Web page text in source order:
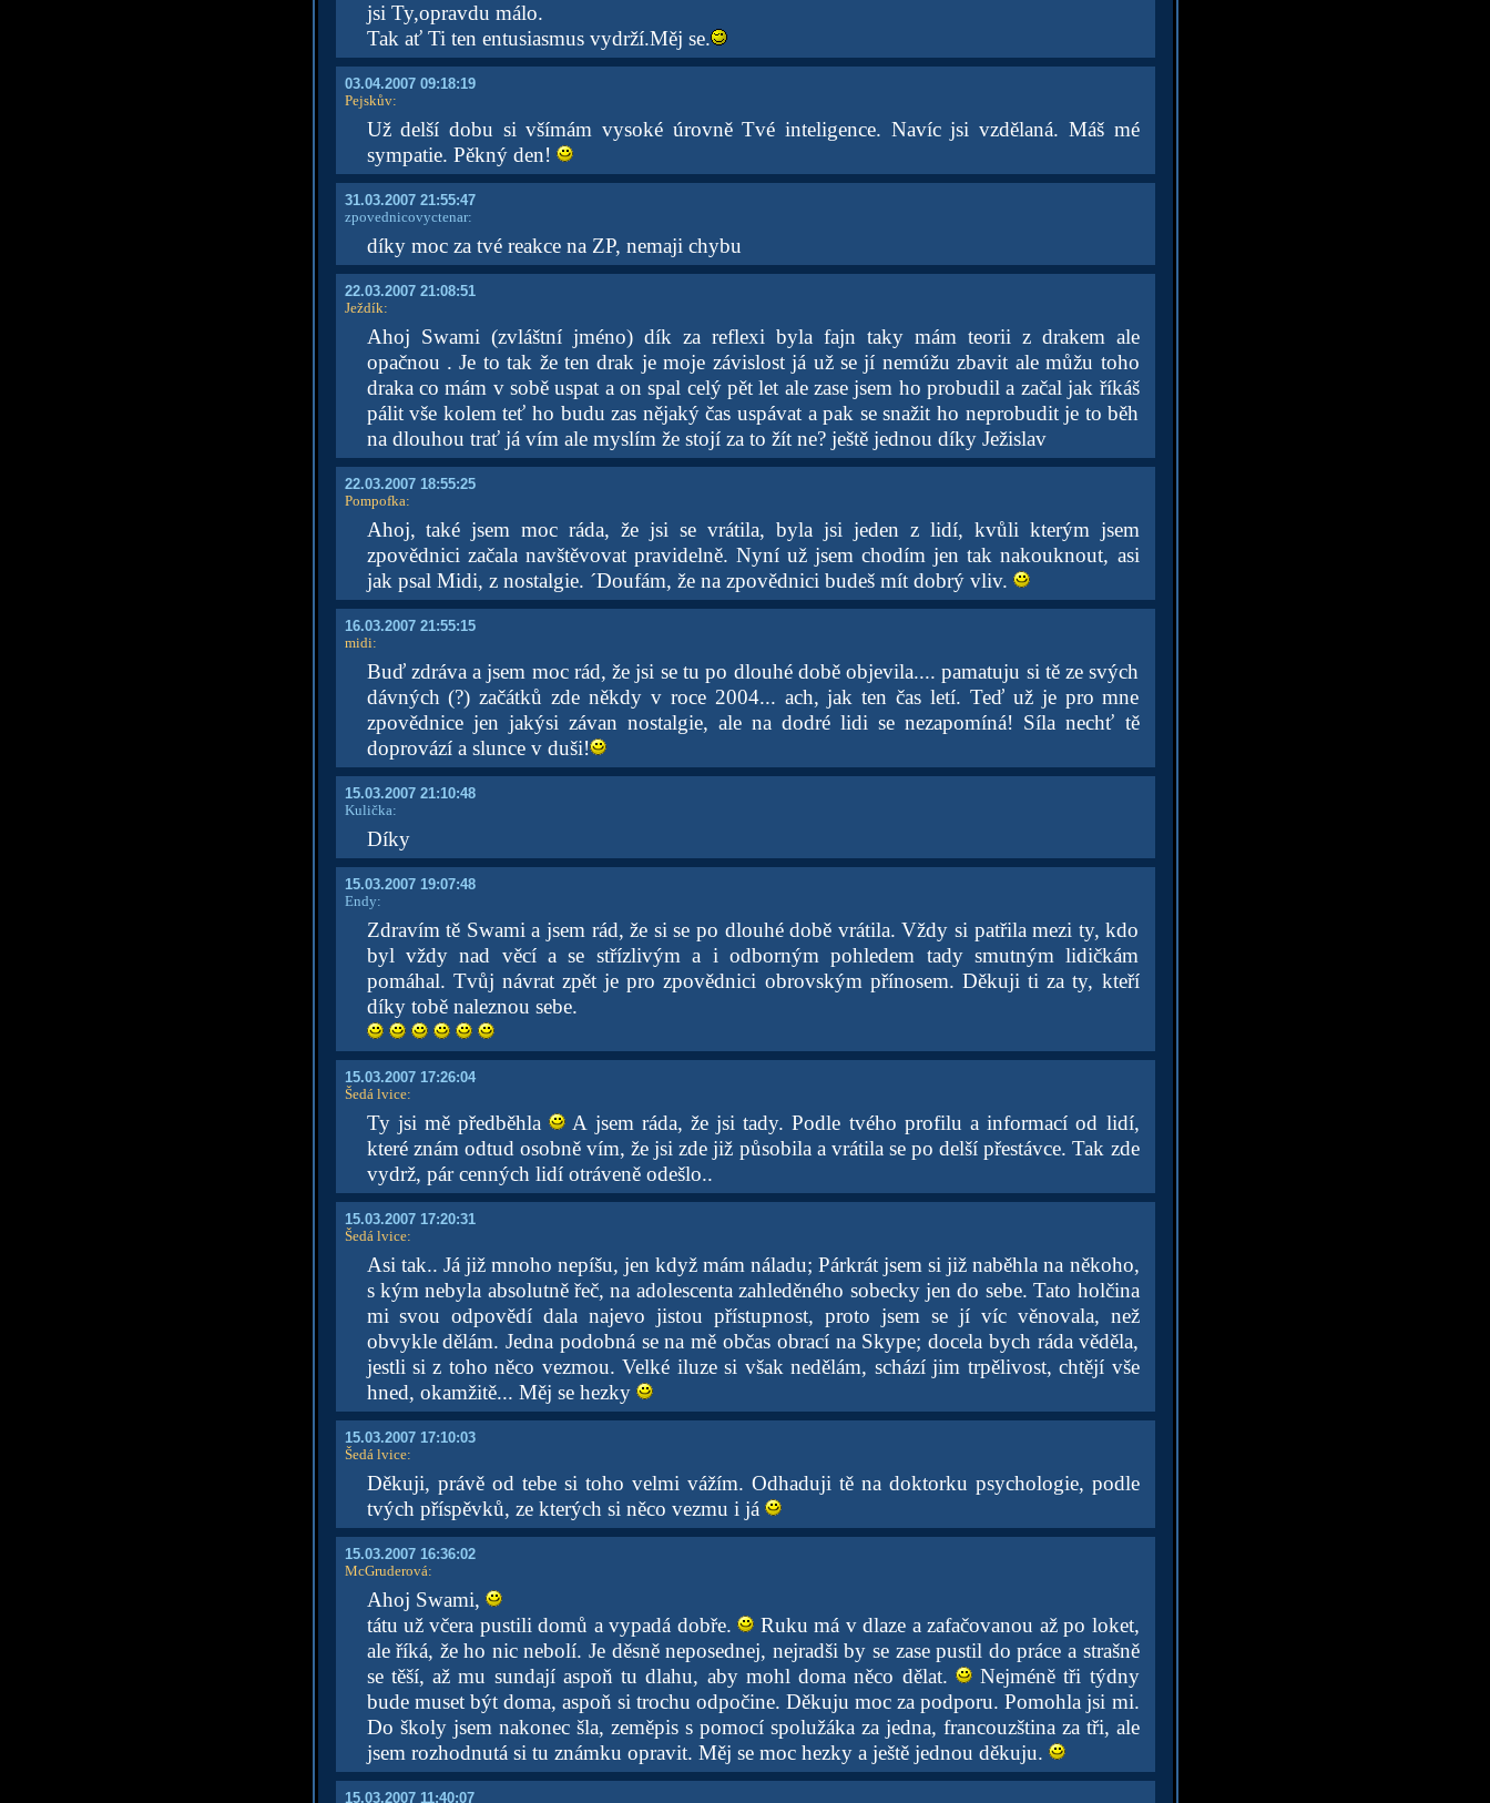
jsi Ty,opravdu málo.
Tak ať Ti ten entusiasmus vydrží.Měj se.
03.04.2007 09:18:19
Pejskův:
Už delší dobu si všímám vysoké úrovně Tvé inteligence. Navíc jsi vzdělaná. Máš mé
sympatie. Pěkný den!
31.03.2007 21:55:47
zpovednicovyctenar:
díky moc za tvé reakce na ZP, nemaji chybu
22.03.2007 21:08:51
Ježdík:
Ahoj Swami (zvláštní jméno) dík za reflexi byla fajn taky mám teorii z drakem ale
opačnou . Je to tak že ten drak je moje závislost já už se jí nemúžu zbavit ale můžu toho
draka co mám v sobě uspat a on spal celý pět let ale zase jsem ho probudil a začal jak říkáš
pálit vše kolem teť ho budu zas nějaký čas uspávat a pak se snažit ho neprobudit je to běh
na dlouhou trať já vím ale myslím že stojí za to žít ne? ještě jednou díky Ježislav
22.03.2007 18:55:25
Pompofka:
Ahoj, také jsem moc ráda, že jsi se vrátila, byla jsi jeden z lidí, kvůli kterým jsem
zpovědnici začala navštěvovat pravidelně. Nyní už jsem chodím jen tak nakouknout, asi
jak psal Midi, z nostalgie. ´Doufám, že na zpovědnici budeš mít dobrý vliv.
16.03.2007 21:55:15
midi:
Buď zdráva a jsem moc rád, že jsi se tu po dlouhé době objevila.... pamatuju si tě ze svých
dávných (?) začátků zde někdy v roce 2004... ach, jak ten čas letí. Teď už je pro mne
zpovědnice jen jakýsi závan nostalgie, ale na dodré lidi se nezapomíná! Síla nechť tě
doprovází a slunce v duši!
15.03.2007 21:10:48
Kulička:
Díky
15.03.2007 19:07:48
Endy:
Zdravím tě Swami a jsem rád, že si se po dlouhé době vrátila. Vždy si patřila mezi ty, kdo
byl vždy nad věcí a se střízlivým a i odborným pohledem tady smutným lidičkám
pomáhal. Tvůj návrat zpět je pro zpovědnici obrovským přínosem. Děkuji ti za ty, kteří
díky tobě naleznou sebe.
15.03.2007 17:26:04
Šedá lvice:
Ty jsi mě předběhla
A jsem ráda, že jsi tady. Podle tvého profilu a informací od lidí,
které znám odtud osobně vím, že jsi zde již působila a vrátila se po delší přestávce. Tak zde
vydrž, pár cenných lidí otráveně odešlo..
15.03.2007 17:20:31
Šedá lvice:
Asi tak.. Já již mnoho nepíšu, jen když mám náladu; Párkrát jsem si již naběhla na někoho,
s kým nebyla absolutně řeč, na adolescenta zahleděného sobecky jen do sebe. Tato holčina
mi svou odpovědí dala najevo jistou přístupnost, proto jsem se jí víc věnovala, než
obvykle dělám. Jedna podobná se na mě občas obrací na Skype; docela bych ráda věděla,
jestli si z toho něco vezmou. Velké iluze si však nedělám, schází jim trpělivost, chtějí vše
hned, okamžitě... Měj se hezky
15.03.2007 17:10:03
Šedá lvice:
Děkuji, právě od tebe si toho velmi vážím. Odhaduji tě na doktorku psychologie, podle
tvých příspěvků, ze kterých si něco vezmu i já
15.03.2007 16:36:02
McGruderová:
Ahoj Swami,
tátu už včera pustili domů a vypadá dobře.
Ruku má v dlaze a zafačovanou až po loket,
ale říká, že ho nic nebolí. Je děsně neposednej, nejradši by se zase pustil do práce a strašně
se těší, až mu sundají aspoň tu dlahu, aby mohl doma něco dělat.
Nejméně tři týdny
bude muset být doma, aspoň si trochu odpočine. Děkuju moc za podporu. Pomohla jsi mi.
Do školy jsem nakonec šla, zeměpis s pomocí spolužáka za jedna, francouzština za tři, ale
jsem rozhodnutá si tu známku opravit. Měj se moc hezky a ještě jednou děkuju.
15.03.2007 11:40:07